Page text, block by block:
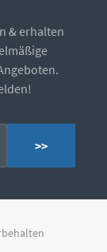
& erhalten
>>